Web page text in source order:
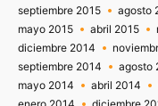
septiembre 2015
agosto
mayo 2015
abril 2015
diciembre 2014
septiembre 2014
agosto
mayo 2014
abril 2014